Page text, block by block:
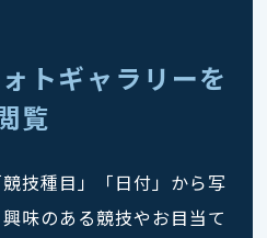
トギャラリーを
覧
競技種目」「日付」から写
味のある競技やお目当て